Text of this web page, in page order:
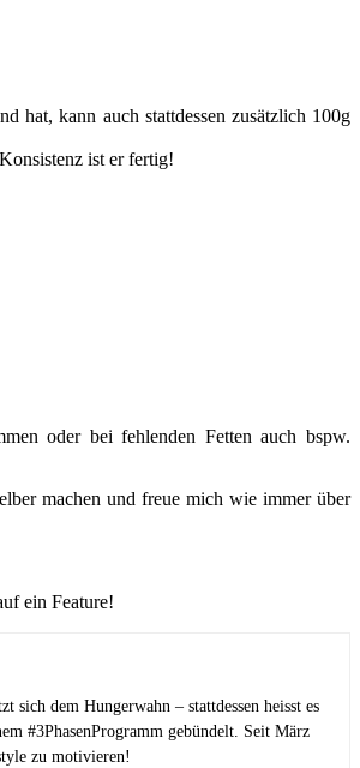
hat, kann auch stattdessen zusätzlich 100g
ist er fertig!
oder bei fehlenden Fetten auch bspw.
machen und freue mich wie immer über
ein Feature!
sich dem Hungerwahn – stattdessen heisst es
#3PhasenProgramm gebündelt. Seit März
zu motivieren!